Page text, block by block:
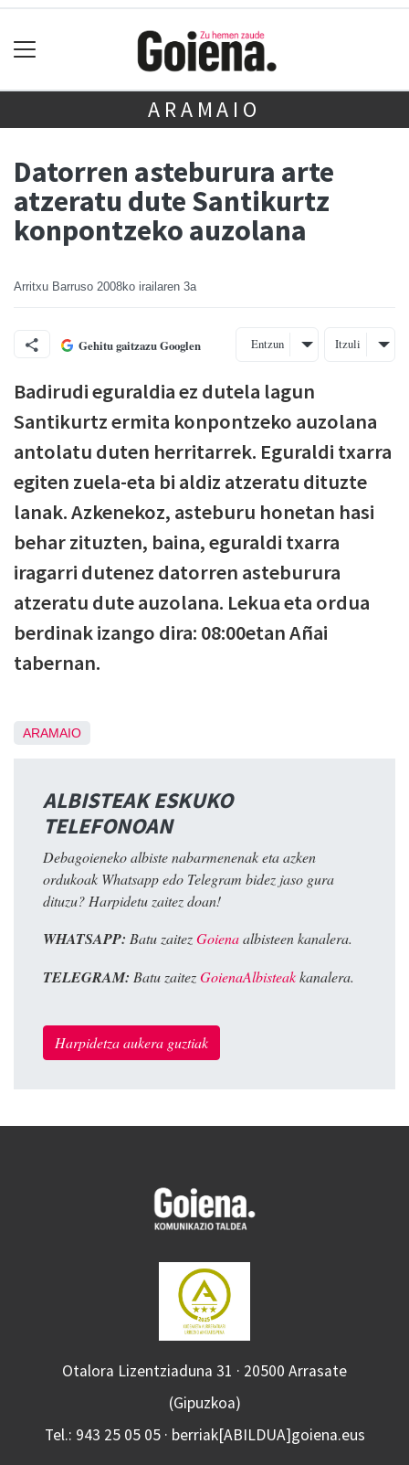
ARAMAIO
Datorren asteburura arte
atzeratu dute Santikurtz
konpontzeko auzolana
Arritxu Barruso 2008ko irailaren 3a
Gehitu gaitzazu Googlen Entzun Itzuli
Badirudi eguraldia ez dutela lagun
Santikurtz ermita konpontzeko auzolana
antolatu duten herritarrek. Eguraldi txarra
egiten zuela-eta bi aldiz atzeratu dituzte
lanak. Azkenekoz, asteburu honetan hasi
behar zituzten, baina, eguraldi txarra
iragarri dutenez datorren asteburura
atzeratu dute auzolana. Lekua eta ordua
berdinak izango dira: 08:00etan Añai
tabernan.
ARAMAIO
ALBISTEAK ESKUKO
TELEFONOAN
Debagoieneko albiste nabarmenenak eta azken
ordukoak Whatsapp edo Telegram bidez jaso gura
dituzu? Harpidetu zaitez doan!
WHATSAPP: Batu zaitezGoienaalbisteen kanalera.
TELEGRAM: Batu zaitezGoienaAlbisteakkanalera.
Harpidetza aukera guztiak
Otalora Lizentziaduna 31 · 20500 Arrasate
(Gipuzkoa)
Tel.: 943 25 05 05 · berriak[ABILDUA]goiena.eus